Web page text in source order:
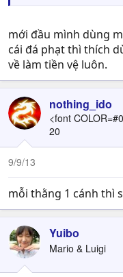
mới đầu mình dùng
cái đá phạt thì thích
về làm tiền vệ luôn.
nothing_ido
<font
20
9/9/13
mỗi thằng 1 cánh thì
Yuibo
Mario & Luigi